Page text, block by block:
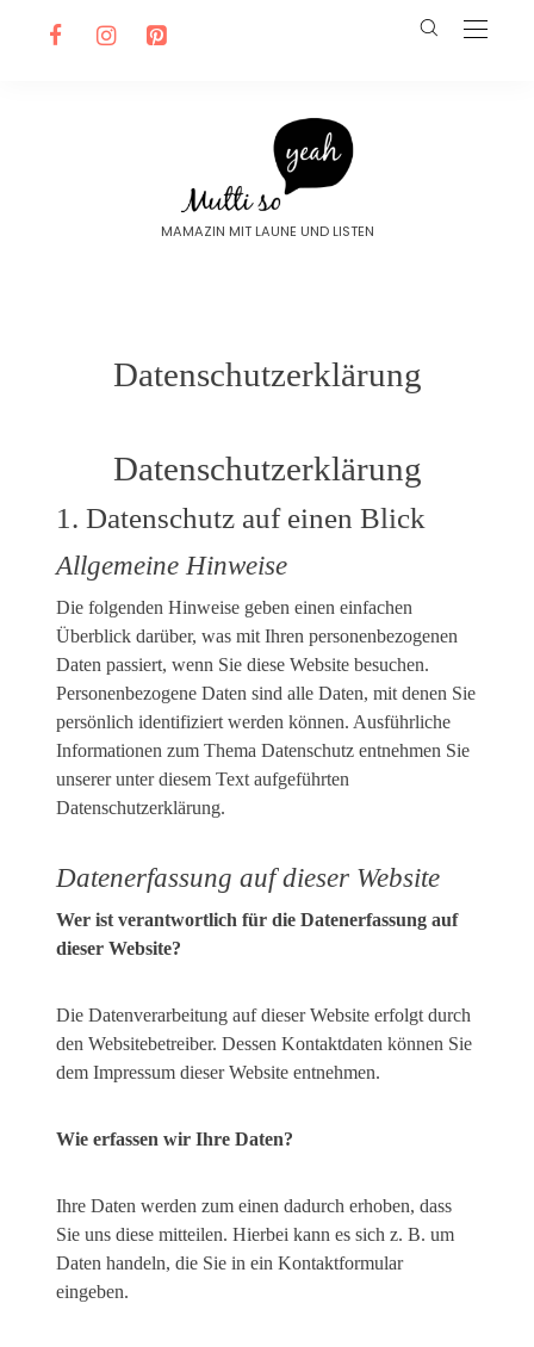
MAMAZIN MIT LAUNE UND LISTEN
Datenschutzerklärung
Datenschutz­erklärung
1. Datenschutz auf einen Blick
Allgemeine Hinweise
Die folgenden Hinweise geben einen einfachen
Überblick darüber, was mit Ihren personenbezogenen
Daten passiert, wenn Sie diese Website besuchen.
Personenbezogene Daten sind alle Daten, mit denen Sie
persönlich identifiziert werden können. Ausführliche
Informationen zum Thema Datenschutz entnehmen Sie
unserer unter diesem Text aufgeführten
Datenschutzerklärung.
Datenerfassung auf dieser Website
Wer ist verantwortlich für die Datenerfassung auf
dieser Website?
Die Datenverarbeitung auf dieser Website erfolgt durch
den Websitebetreiber. Dessen Kontaktdaten können Sie
dem Impressum dieser Website entnehmen.
Wie erfassen wir Ihre Daten?
Ihre Daten werden zum einen dadurch erhoben, dass
Sie uns diese mitteilen. Hierbei kann es sich z. B. um
Daten handeln, die Sie in ein Kontaktformular
eingeben.